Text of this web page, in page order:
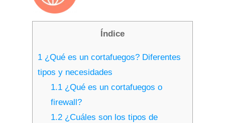
Índice
1 ¿Qué es un cortafuegos? Diferentes
tipos y necesidades
1.1¿Qué es un cortafuegos o
firewall?
1.2¿Cuáles son los tipos de